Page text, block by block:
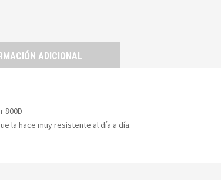
ADICIONAL
800D
la hace muy resistente al día a día.